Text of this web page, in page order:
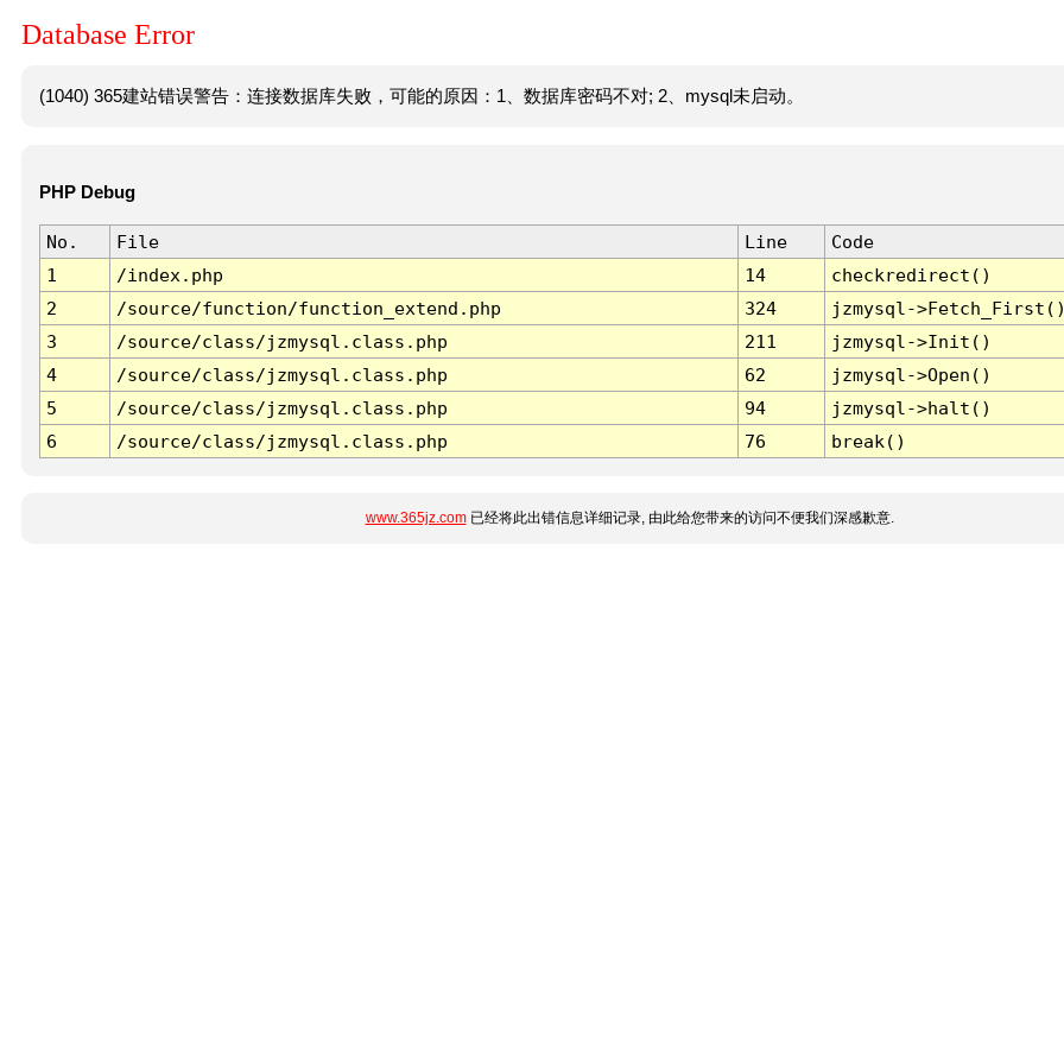
Database Error
(1040) 365建站错误警告：连接数据库失败，可能的原因：1、数据库密码不对; 2、mysql未启动。
PHP Debug
No. File Line
Code
1
/index.php 14
checkredirect()
2
/source/function/function_extend.php 324
jzmysql-
3
/source/class/jzmysql.class.php 211
jzmysql->Init()
4
/source/class/jzmysql.class.php 62
jzmysql->Open()
5
/source/class/jzmysql.class.php 94
jzmysql->halt()
6
/source/class/jzmysql.class.php 76 break()
www.365jz.com已经将此出错信息详细记录, 由此给您带来的访问不便我们深感歉意.